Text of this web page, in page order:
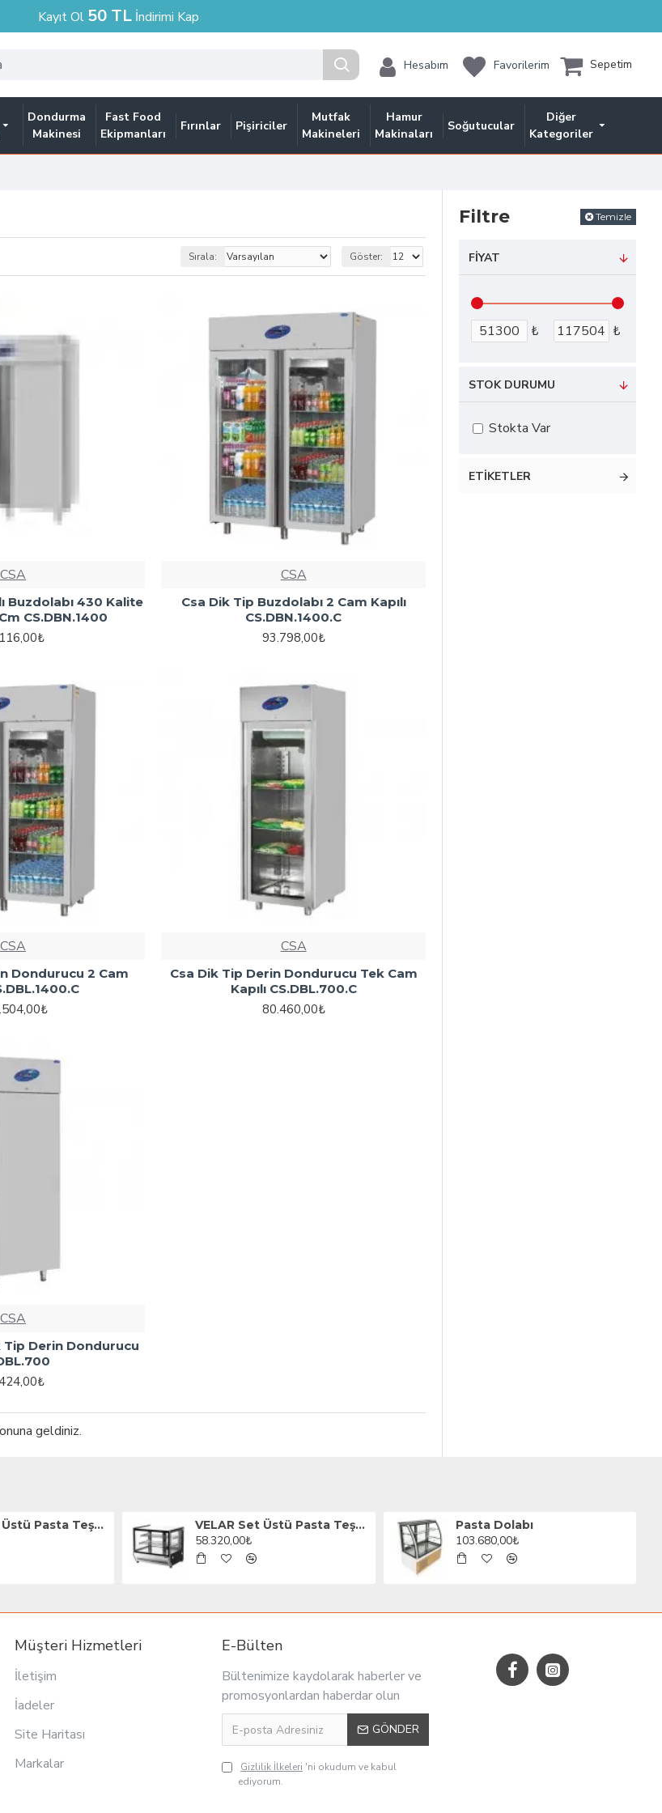
Kayıt Ol 50 TLİndirimi Kap
Hesabım Favorilerim Sepetim
Dondurma
Makinesi
Fast Food
Ekipmanları
Fırınlar Pişiriciler
Mutfak
Makineleri
Hamur
Makinaları
Soğutucular
Diğer
Kategoriler
Sırala: Göster:
CSA
Buzdolabı 430 Kalite
CS.DBN.1400
CSA
Csa Dik Tip Buzdolabı 2 Cam Kapılı
CS.DBN.1400.C
93.798,00₺
CSA
Dondurucu 2 Cam
CSA
Csa Dik Tip Derin Dondurucu Tek Cam
Kapılı CS.DBL.700.C
80.460,00₺
CSA
Tip Derin Dondurucu
geldiniz.
Filtre Temizle
FIYAT
₺ ₺
ETIKETLER
STOK DURUMU
Stokta Var
VELAR Set Üstü Pasta Teşhir Dolabı, 70 cm VELAR Set Üstü Pasta Teşhir Dolabı 90 cm
58.320,00₺
Pasta Dolabı
103.680,00₺
Müşteri Hizmetleri
İletişim
İadeler
Site Haritası
Markalar
E-Bülten
Bültenimize kaydolarak haberler ve
promosyonlardan haberdar olun
GÖNDER
Gizlilik İlkeleri 'ni okudum ve kabul
ediyorum.